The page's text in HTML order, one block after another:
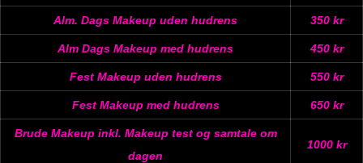
Alm. Dags Makeup uden hudrens 350 kr
Alm Dags Makeup med hudrens 450 kr
Fest Makeup uden hudrens 550 kr
Fest Makeup med hudrens 650 kr
Brude Makeup inkl. Makeup test og samtale om
dagen
1000 kr